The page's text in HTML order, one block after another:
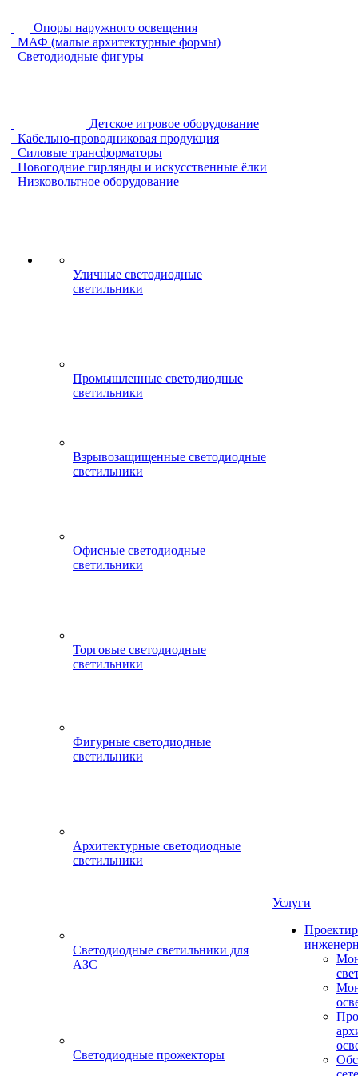
Опоры наружного освещения
МАФ (малые архитектурные формы)
Светодиодные фигуры
Детское игровое оборудование
Кабельно-проводниковая продукция
Силовые трансформаторы
Новогодние гирлянды и искусственные ёлки
Низковольтное оборудование
Уличные светодиодные
светильники
Промышленные светодиодные
светильники
Взрывозащищенные светодиодные
светильники
Офисные светодиодные
светильники
Торговые светодиодные
светильники
Фигурные светодиодные
светильники
Архитектурные светодиодные
светильники
Светодиодные светильники для
АЗС
Светодиодные прожекторы
Услуги